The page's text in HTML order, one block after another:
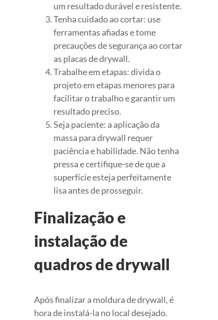
um resultado durável e resistente.
Tenha cuidado ao cortar: use
ferramentas afiadas e tome
precauções de segurança ao cortar
as placas de drywall.
Trabalhe em etapas: divida o
projeto em etapas menores para
facilitar o trabalho e garantir um
resultado preciso.
Seja paciente: a aplicação da
massa para drywall requer
paciência e habilidade. Não tenha
pressa e certifique-se de que a
superfície esteja perfeitamente
lisa antes de prosseguir.
Finalização e
instalação de
quadros de drywall
Após finalizar a moldura de drywall, é
hora de instalá-la no local desejado.